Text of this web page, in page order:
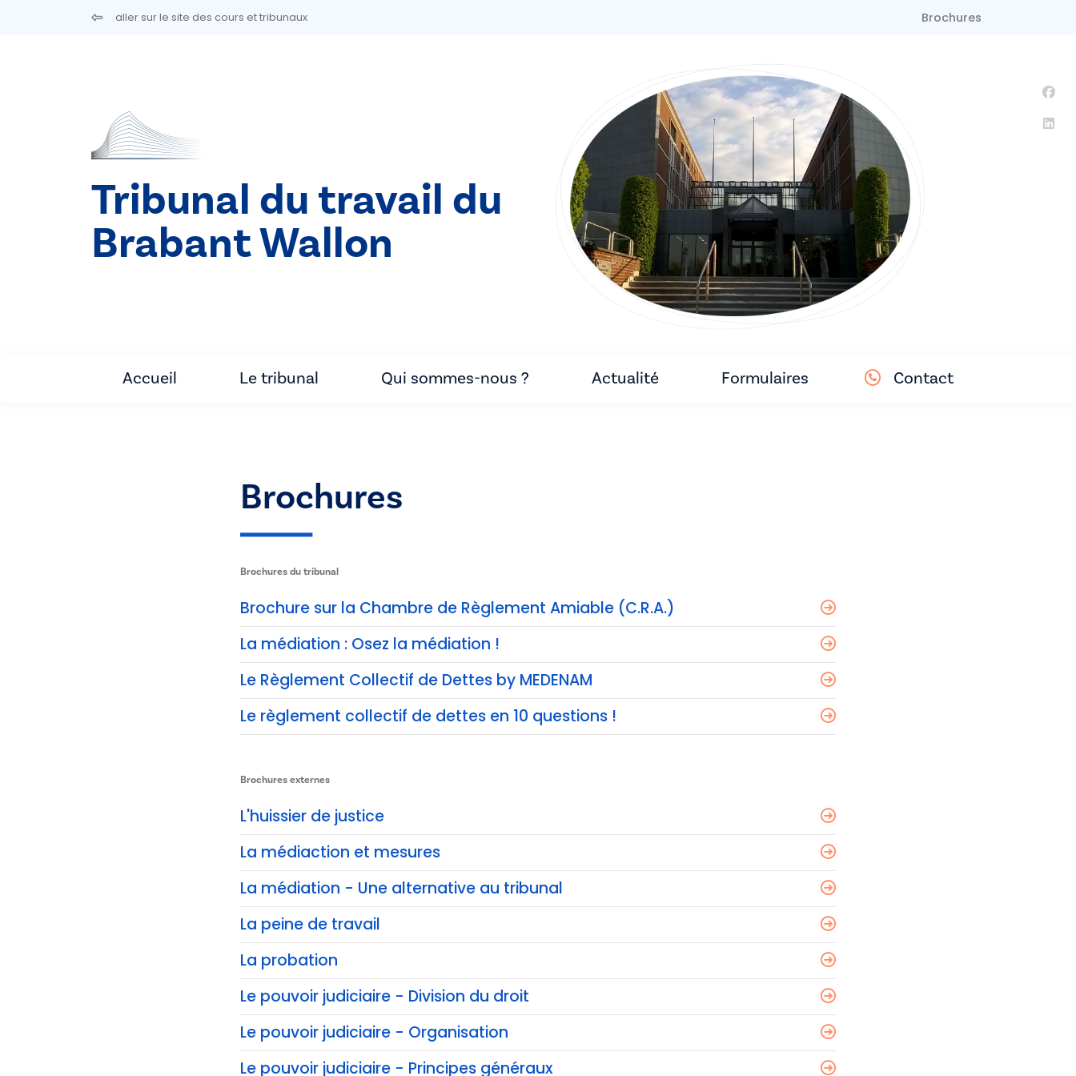
Aller au contenu principalaller sur le site des cours et tribunaux Brochures
Tribunal du travail du
Brabant Wallon
Accueil Le tribunal Qui sommes-nous ? Actualité Formulaires Contact
Brochures
Brochures du tribunal
Brochure sur la Chambre de Règlement Amiable (C.R.A.)
La médiation : Osez la médiation !
Le Règlement Collectif de Dettes by MEDENAM
Le règlement collectif de dettes en 10 questions !
Brochures externes
L'huissier de justice
La médiaction et mesures
La médiation - Une alternative au tribunal
La peine de travail
La probation
Le pouvoir judiciaire - Division du droit
Le pouvoir judiciaire - Organisation
Le pouvoir judiciaire - Principes généraux